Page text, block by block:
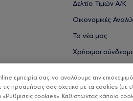
Δελτίο Τιμών Α/Κ
Οικονομικές
Τα νέα μας
Χρήσιμοι
ΟΙ ΟΣΕΚΑ
εμπειρία σας, να αναλύουμε την
προτιμήσεις σας σχετικά με τα cookies (με
cookies». Καθιστώντας κάποιο